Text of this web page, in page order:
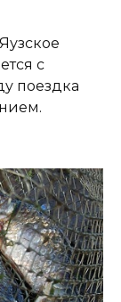
с
поездка